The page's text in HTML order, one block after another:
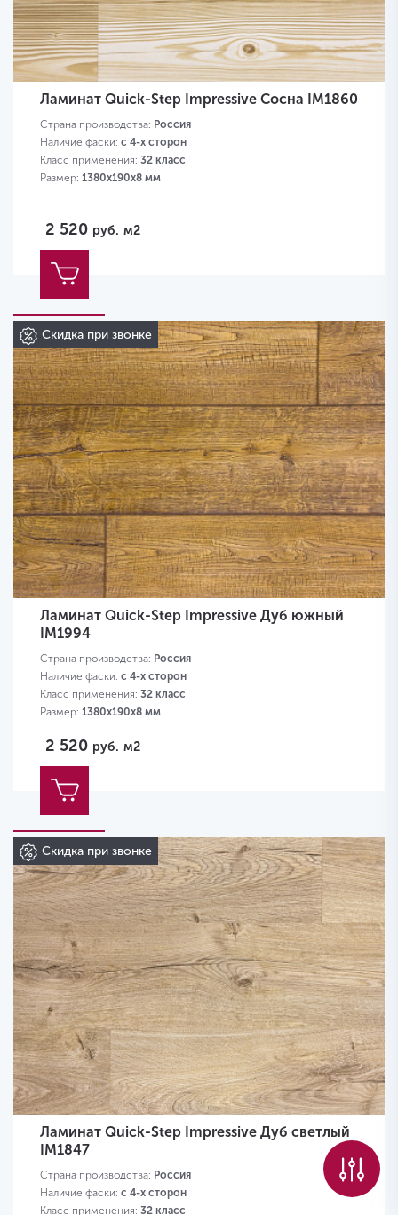
Ламинат Quick-Step Impressive Сосна IM1860
Страна производства: Россия
Наличие фаски: с 4-х сторон
Класс применения: 32 класс
Размер: 1380х190х8 мм
2 520 руб. м2
Скидка при звонке
Ламинат Quick-Step Impressive Дуб южный
IM1994
Страна производства: Россия
Наличие фаски: с 4-х сторон
Класс применения: 32 класс
Размер: 1380х190х8 мм
2 520 руб. м2
Скидка при звонке
Ламинат Quick-Step Impressive Дуб светлый
IM1847
Страна производства: Россия
Наличие фаски: с 4-х сторон
Класс применения: 32 класс